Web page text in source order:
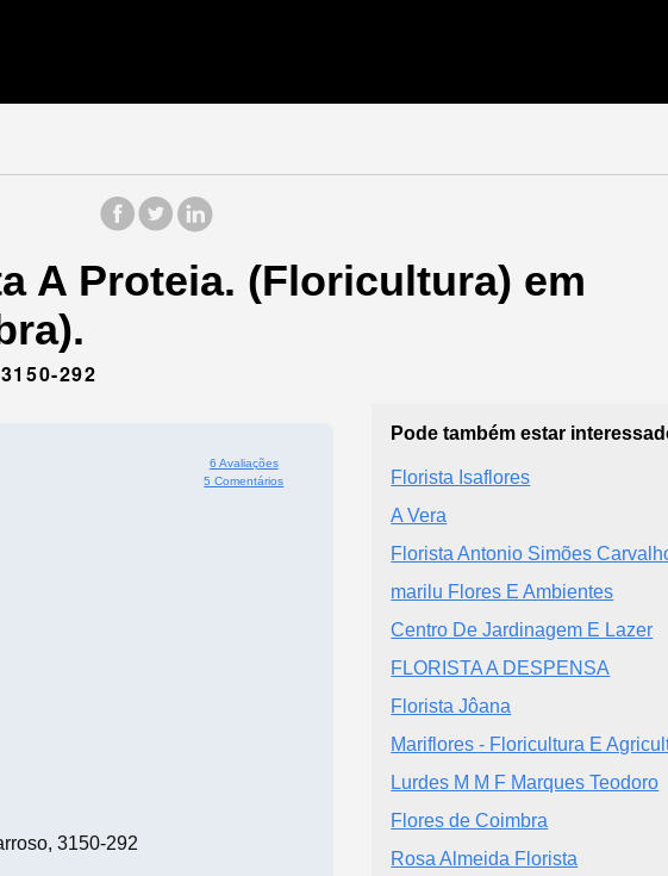
A Proteia. (Floricultura) em
292
6 Avaliações
5 Comentários
3150-292
Pode também estar
Florista Isaflores
A Vera
Florista Antonio Simões
marilu Flores E Ambientes
Centro De Jardinagem E Lazer
FLORISTA A DESPENSA
Florista Jôana
Mariflores - Floricultura E
Lurdes M M F Marques Teodoro
Flores de Coimbra
Rosa Almeida Florista